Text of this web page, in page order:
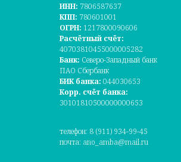
ИНН: 7806587637
КПП: 780601001
ОГРН: 1217800090606
Расчётный счёт:
40703810455000005282
Банк: Северо-Западный банк
ПАО Сбербанк
БИК банка: 044030653
Корр. счёт банка:
30101810500000000653
телефон: 8 (911) 934-99-45
почта: ano_amba@mail.ru